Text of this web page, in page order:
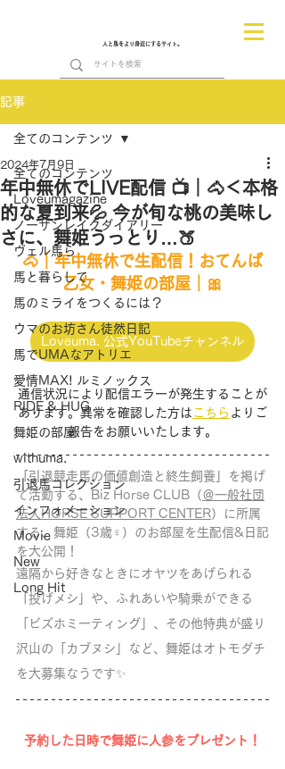
人と馬をより身近にするサイト。
記事
全てのコンテンツ
Loveumagazine
ノーザンレイクダイアリー
ヴェル馬ら
馬と暮らして
馬のミライをつくるには？
ウマのお坊さん徒然日記
馬でUMAなアトリエ
愛情MAX! ルミノックス
RIDE & HUG
舞姫の部屋
withuma.
引退馬コレクション
インフォメーション
Movie
New
Long Hit
全てのコンテンツ
年中無休でLIVE配信 📺｜🐴＜本格
的な夏到来💦 今が旬な桃の美味し
さに、舞姫うっとり…🍑
2024年7月9日
🐴｜年中無休で生配信！おてんば
乙女・舞姫の部屋｜🎀
Loveuma. 公式YouTubeチャンネル
通信状況により配信エラーが発生することが
あります。異常を確認した方は こちら よりご
報告をお願いいたします。
「引退競走馬の価値創造と終生飼養」を掲げ
て活動する、Biz Horse CLUB（ ＠一般社団
法人HORSE SUPPORT CENTER）に所属
する、舞姫（3歳♀）のお部屋を生配信&日記
を大公開！
遠隔から好きなときにオヤツをあげられる
「投げメシ」や、ふれあいや騎乗ができる
「ビズホミーティング」、その他特典が盛り
沢山の「カブヌシ」など、舞姫はオトモダチ
を大募集なうです✨
予約した日時で舞姫に人参をプレゼント！